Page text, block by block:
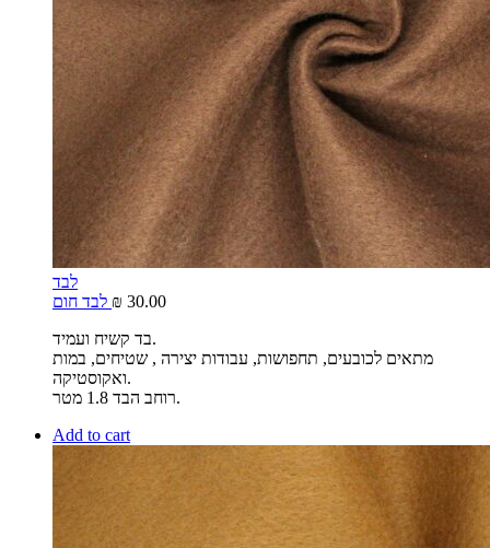
לבד
₪ 30.00
בד קשיח ועמיד.
מתאים לכובעים, תחפושות, עבודות יצירה , שטיחים, במות
ואקוסטיקה.
רוחב הבד 1.8 מטר.
Add to cart